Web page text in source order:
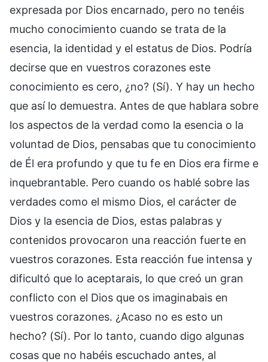
expresada por Dios encarnado, pero no tenéis
mucho conocimiento cuando se trata de la
esencia, la identidad y el estatus de Dios. Podría
decirse que en vuestros corazones este
conocimiento es cero, ¿no? (Sí). Y hay un hecho
que así lo demuestra. Antes de que hablara sobre
los aspectos de la verdad como la esencia o la
voluntad de Dios, pensabas que tu conocimiento
de Él era profundo y que tu fe en Dios era firme e
inquebrantable. Pero cuando os hablé sobre las
verdades como el mismo Dios, el carácter de
Dios y la esencia de Dios, estas palabras y
contenidos provocaron una reacción fuerte en
vuestros corazones. Esta reacción fue intensa y
dificultó que lo aceptarais, lo que creó un gran
conflicto con el Dios que os imaginabais en
vuestros corazones. ¿Acaso no es esto un
hecho? (Sí). Por lo tanto, cuando digo algunas
cosas que no habéis escuchado antes, al